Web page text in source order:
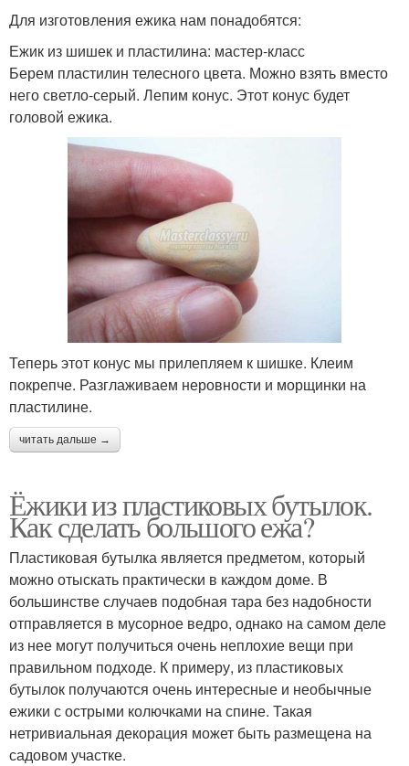
Для изготовления ежика нам понадобятся:
Ежик из шишек и пластилина: мастер-класс
Берем пластилин телесного цвета. Можно взять вместо
него светло-серый. Лепим конус. Этот конус будет
головой ежика.
Теперь этот конус мы прилепляем к шишке. Клеим
покрепче. Разглаживаем неровности и морщинки на
пластилине.
читать дальше →
Ёжики из пластиковых бутылок.
Как сделать большого ежа?
Пластиковая бутылка является предметом, который
можно отыскать практически в каждом доме. В
большинстве случаев подобная тара без надобности
отправляется в мусорное ведро, однако на самом деле
из нее могут получиться очень неплохие вещи при
правильном подходе. К примеру, из пластиковых
бутылок получаются очень интересные и необычные
ежики с острыми колючками на спине. Такая
нетривиальная декорация может быть размещена на
садовом участке.